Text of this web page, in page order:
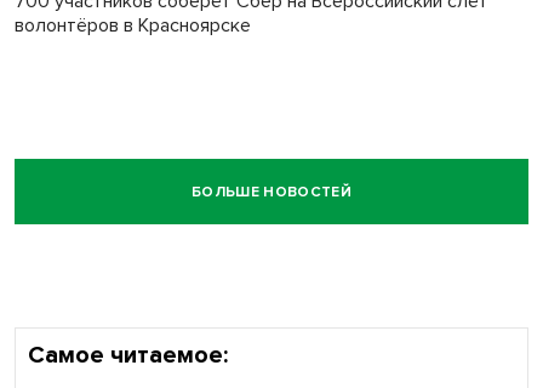
волонтёров в Красноярске
БОЛЬШЕ НОВОСТЕЙ
Самое читаемое: